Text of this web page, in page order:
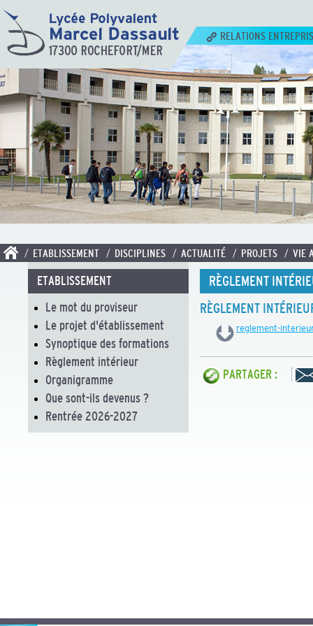
RELATIONS
/ ETABLISSEMENT / DISCIPLINES / ACTUALITÉ / PROJETS / VIE
ETABLISSEMENT
Le mot du proviseur
Le projet d'établissement
Synoptique des formations
Règlement intérieur
Organigramme
Que sont-ils devenus ?
Rentrée 2026-2027
RÈGLEMENT
RÈGLEMENT
reglement-
PARTAGER :